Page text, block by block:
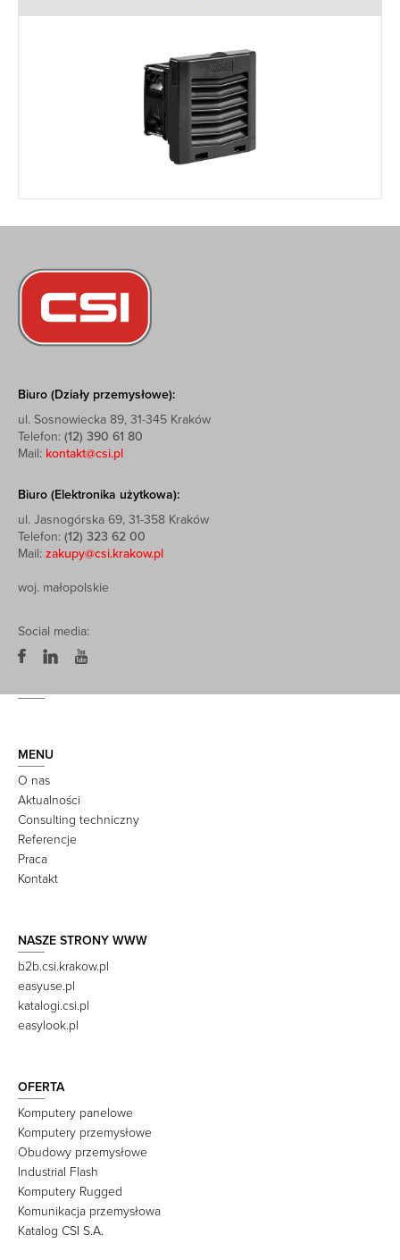
Biuro (Działy przemysłowe):
ul. Sosnowiecka 89, 31-345 Kraków
Telefon: (12) 390 61 80
Mail: kontakt@csi.pl
Biuro (Elektronika użytkowa):
ul. Jasnogórska 69, 31-358 Kraków
Telefon: (12) 323 62 00
Mail: zakupy@csi.krakow.pl
woj. małopolskie
Social media:
MENU
O nas
Aktualności
Consulting techniczny
Referencje
Praca
Kontakt
NASZE STRONY WWW
b2b.csi.krakow.pl
easyuse.pl
katalogi.csi.pl
easylook.pl
OFERTA
Komputery panelowe
Komputery przemysłowe
Obudowy przemysłowe
Industrial Flash
Komputery Rugged
Komunikacja przemysłowa
Katalog CSI S.A.